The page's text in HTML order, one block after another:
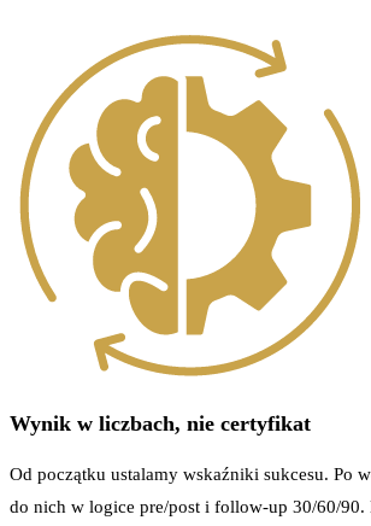
Wynik w liczbach, nie certyfikat
Od początku ustalamy wskaźniki sukcesu. Po
do nich w logice pre/post i follow-up 30/60/90.